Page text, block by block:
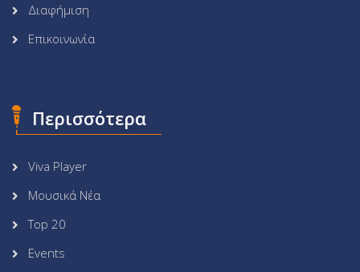
Διαφήμιση
Επικοινωνία
Περισσότερα
Viva Player
Μουσικά Νέα
Top 20
Events